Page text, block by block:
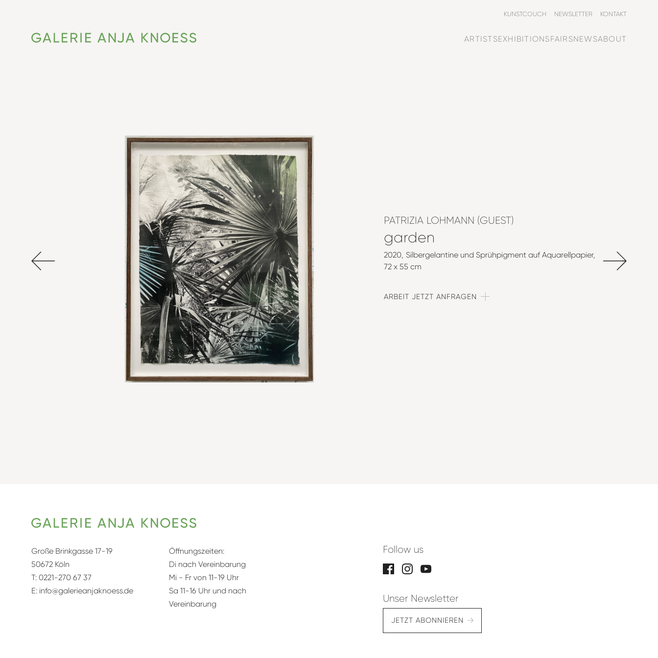
ARTISTSEXHIBITIONSFAIRSNEWSABOUT
KUNSTCOUCH NEWSLETTER KONTAKT
PATRIZIA LOHMANN (GUEST)
garden
2020 Silbergelantine und Sprühpigment auf Aquarellpapier
72 x 55 cm
ARBEIT JETZT ANFRAGEN
Große Brinkgasse 17-19
50672 Köln
T: 0221-270 67 37
E: info@galerieanjaknoess.de
Öffnungszeiten:
Di nach Vereinbarung
Mi - Fr von 11-19 Uhr
Sa 11-16 Uhr und nach
Vereinbarung
Follow us
Unser Newsletter
JETZT ABONNIEREN